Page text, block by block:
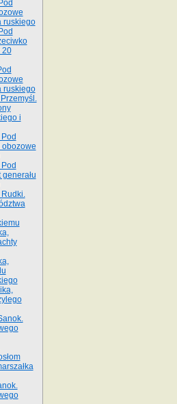
ruskiego
20
ruskiego
i
obozowe